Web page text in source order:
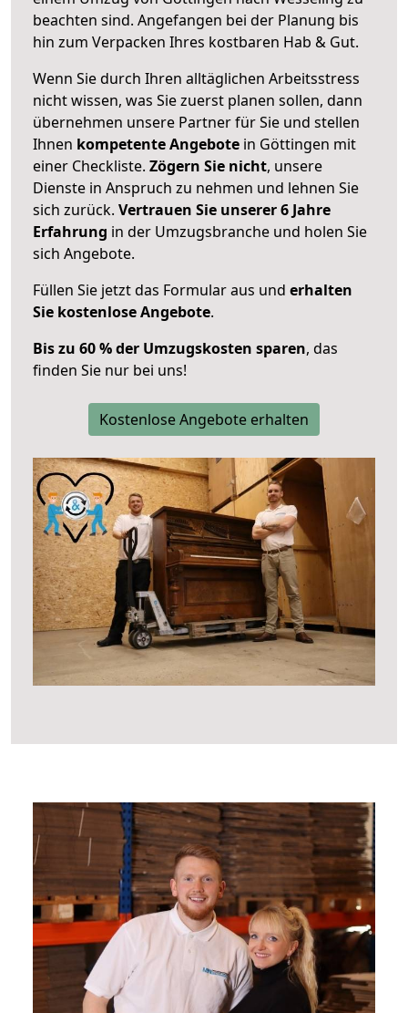
beachten sind. Angefangen bei der Planung bis
hin zum Verpacken Ihres kostbaren Hab & Gut.
Wenn Sie durch Ihren alltäglichen Arbeitsstress
nicht wissen, was Sie zuerst planen sollen, dann
übernehmen unsere Partner für Sie und stellen
Ihnen kompetente Angebote in Göttingen mit
einer Checkliste. Zögern Sie nicht, unsere
Dienste in Anspruch zu nehmen und lehnen Sie
sich zurück. Vertrauen Sie unserer 6 Jahre
Erfahrung in der Umzugsbranche und holen Sie
sich Angebote.
Füllen Sie jetzt das Formular aus und erhalten
Sie kostenlose Angebote.
Bis zu 60 % der Umzugskosten sparen, das
finden Sie nur bei uns!
Kostenlose Angebote erhalten